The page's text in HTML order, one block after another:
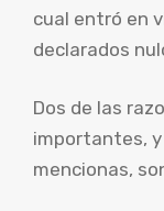
cual entró en
declarados
Dos de las
importantes,
mencionas,